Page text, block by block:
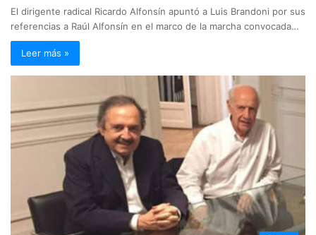
El dirigente radical Ricardo Alfonsín apuntó a Luis Brandoni por sus
referencias a Raúl Alfonsín en el marco de la marcha convocada…
Leer más »